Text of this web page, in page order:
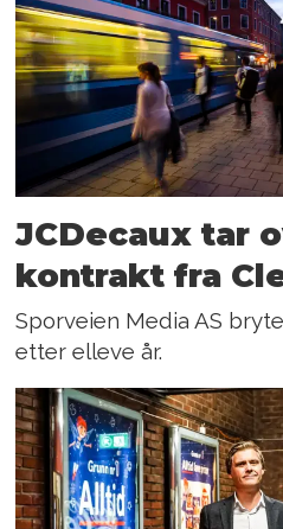
JCDecaux tar
kontrakt fra
Sporveien Media AS
etter elleve år.